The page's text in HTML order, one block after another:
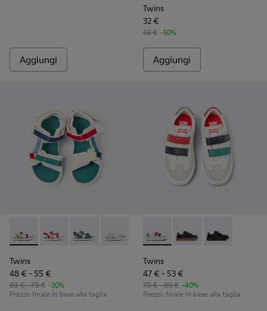
Aggiungi
Twins
32 €
65 € -50%
Aggiungi
Twins - K800686-003 - Sandali in tessuto multicolore per
Twins - K800686-004 - Sandali in tessuto e pelle
Twins - K800686-002
Twins - K800686-001
Twins
48 € - 55 €
69 € - 79 € -30%
Prezzo finale in base alla taglia
Twins - K800652-007 -
Twins - K800652-
Twins -
Twins
47 € - 53 €
79 € - 89 € -40%
Prezzo finale in base alla taglia